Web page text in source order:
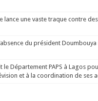
lance une vaste traque contre
du président
le Département PAPS à Lagos
et à la coordination de ses